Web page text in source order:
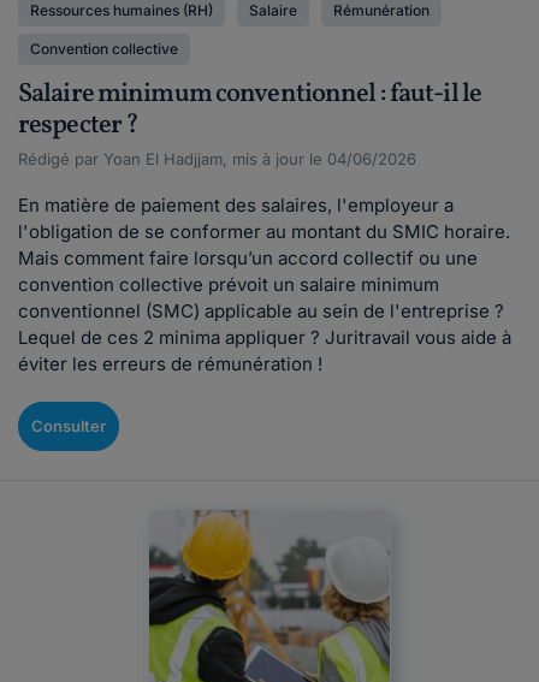
Ressources humaines (RH) Salaire Rémunération
Convention collective
Salaire minimum conventionnel : faut-il le
respecter ?
Rédigé par Yoan El Hadjjam, mis à jour le 04/06/2026
En matière de paiement des salaires, l'employeur a
l'obligation de se conformer au montant du SMIC horaire.
Mais comment faire lorsqu’un accord collectif ou une
convention collective prévoit un salaire minimum
conventionnel (SMC) applicable au sein de l'entreprise ?
Lequel de ces 2 minima appliquer ? Juritravail vous aide à
éviter les erreurs de rémunération !
Consulter